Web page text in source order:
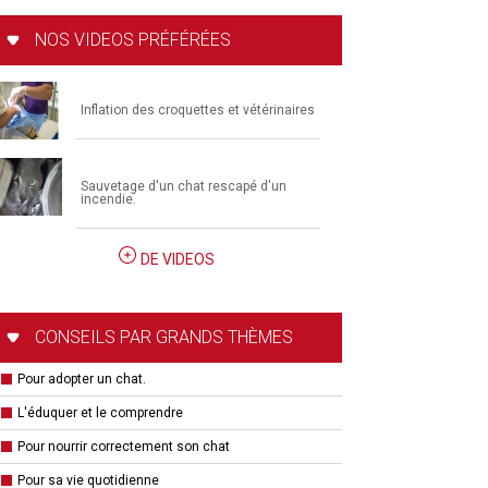
NOS VIDEOS PRÉFÉRÉES
Inflation des croquettes et vétérinaires
Sauvetage d'un chat rescapé d'un
incendie.
DE VIDEOS
CONSEILS PAR GRANDS THÈMES
Pour adopter un chat.
L'éduquer et le comprendre
Pour nourrir correctement son chat
Pour sa vie quotidienne